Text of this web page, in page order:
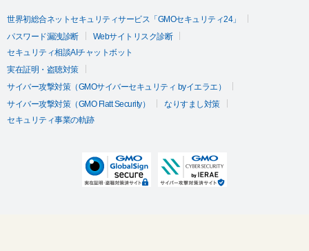
世界初総合ネットセキュリティサービス「GMOセキュリティ24」
パスワード漏洩診断
Webサイトリスク診断
セキュリティ相談AIチャットボット
実在証明・盗聴対策
サイバー攻撃対策（GMOサイバーセキュリティ byイエラエ）
サイバー攻撃対策（GMO Flatt Security）
なりすまし対策
セキュリティ事業の軌跡